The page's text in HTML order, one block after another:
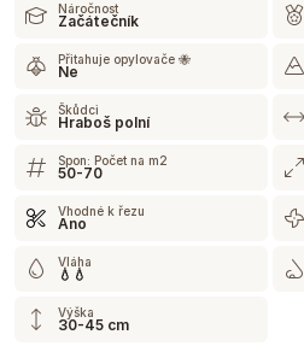
Náročnost
Začátečník
Přitahuje opylovače 🐝
Ne
Škůdci
Hraboš polní
Spon: Počet na m2
50-70
Vhodné k řezu
Ano
Vláha
💧💧
Výška
30-45 cm